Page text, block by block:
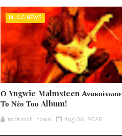
MUSIC NEWS
Ο Yngwie Malmsteen Ανακοίνωσε
Το Νέο Του Album!
rocknroll_town Aug 06, 2026